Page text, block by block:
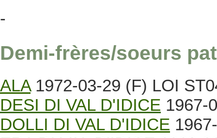
-
Demi-frères/soeurs
ALA1972-03-29 (F) LOI
DESI DI VAL D'IDICE 1967-
DOLLI DI VAL D'IDICE